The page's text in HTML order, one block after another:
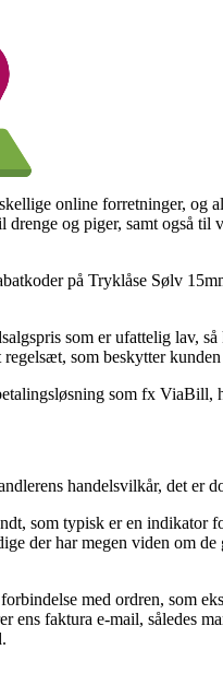
online forretninger, og
og piger, samt også til
på Tryklåse Sølv
som er ufattelig lav,
som beskytter
som fx ViaBill,
handelsvilkår, det er
som typisk er en indikator
der har megen viden om
med ordren, som
ens faktura e-mail, således